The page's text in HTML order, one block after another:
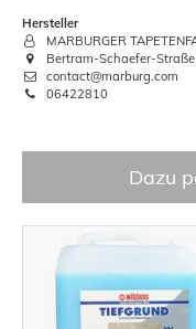
Hersteller
MARBURGER
Bertram-Schaefer-
contact@marburg.com
06422810
Dazu